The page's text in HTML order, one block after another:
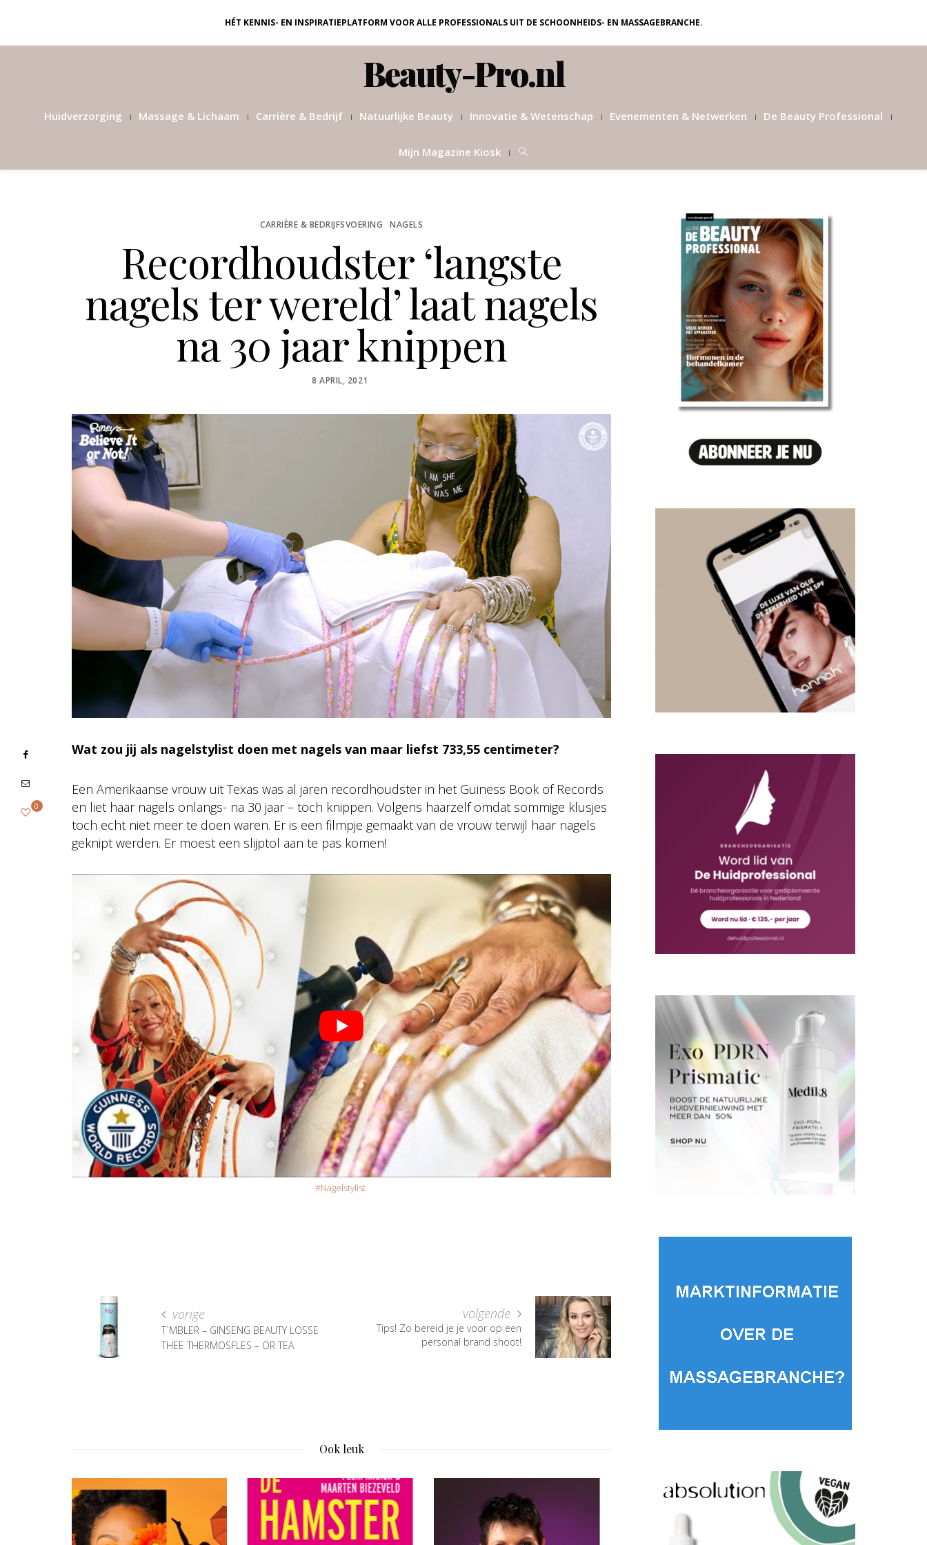
HÉT KENNIS- EN INSPIRATIEPLATFORM VOOR ALLE PROFESSIONALS UIT DE SCHOONHEIDS- EN MASSAGEBRANCHE.
Beauty-Pro.nl
Huidverzorging Massage & Lichaam Carrière & Bedrijf Natuurlijke Beauty Innovatie & Wetenschap Evenementen & Netwerken De Beauty Professional
Mijn Magazine Kiosk
CARRIÈRE & BEDRIJFSVOERING NAGELS
Recordhoudster ‘langste
nagels ter wereld’ laat nagels
na 30 jaar knippen
POSTED
8 APRIL, 2021
Wat zou jij als nagelstylist doen met nagels van maar liefst 733,55 centimeter?
Een Amerikaanse vrouw uit Texas was al jaren recordhoudster in het Guiness Book of Records
en liet haar nagels onlangs- na 30 jaar – toch knippen. Volgens haarzelf omdat sommige klusjes
toch echt niet meer te doen waren. Er is een filmpje gemaakt van de vrouw terwijl haar nagels
geknipt werden. Er moest een slijptol aan te pas komen!
0
Nagelstylist
vorige
T´MBLER – GINSENG BEAUTY LOSSE
THEE THERMOSFLES – OR TEA
volgende
Tips! Zo bereid je je voor op een
personal brand shoot!
Ook leuk